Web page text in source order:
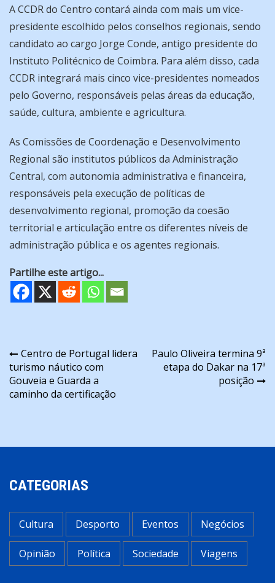
A CCDR do Centro contará ainda com mais um vice-
presidente escolhido pelos conselhos regionais, sendo
candidato ao cargo Jorge Conde, antigo presidente do
Instituto Politécnico de Coimbra. Para além disso, cada
CCDR integrará mais cinco vice-presidentes nomeados
pelo Governo, responsáveis pelas áreas da educação,
saúde, cultura, ambiente e agricultura.
As Comissões de Coordenação e Desenvolvimento
Regional são institutos públicos da Administração
Central, com autonomia administrativa e financeira,
responsáveis pela execução de políticas de
desenvolvimento regional, promoção da coesão
territorial e articulação entre os diferentes níveis de
administração pública e os agentes regionais.
Partilhe este artigo...
Navegação
de
artigos
Centro de Portugal lidera
turismo náutico com
Gouveia e Guarda a
caminho da certificação
Paulo Oliveira termina 9ª
etapa do Dakar na 17ª
posição
CATEGORIAS
Cultura Desporto Eventos Negócios
Opinião Política Sociedade Viagens